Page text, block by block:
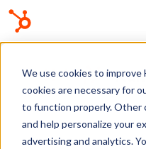
We use cookies to improve
cookies are necessary for
to function properly. Other
and help personalize your
advertising and analytics.